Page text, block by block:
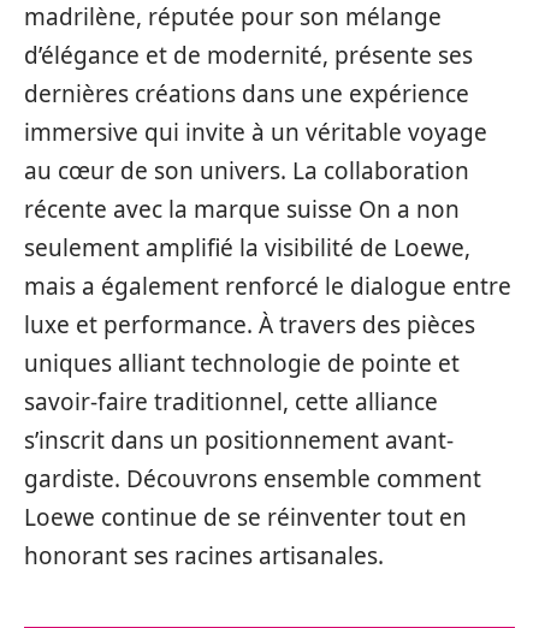
madrilène, réputée pour son mélange
d’élégance et de modernité, présente ses
dernières créations dans une expérience
immersive qui invite à un véritable voyage
au cœur de son univers. La collaboration
récente avec la marque suisse On a non
seulement amplifié la visibilité de Loewe,
mais a également renforcé le dialogue entre
luxe et performance. À travers des pièces
uniques alliant technologie de pointe et
savoir-faire traditionnel, cette alliance
s’inscrit dans un positionnement avant-
gardiste. Découvrons ensemble comment
Loewe continue de se réinventer tout en
honorant ses racines artisanales.